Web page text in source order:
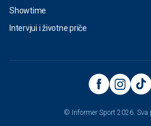
Showtime
Intervjui i životne priče
© Informer Sport 2026. Sva